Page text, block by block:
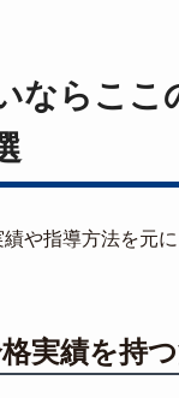
ならここ
や指導方法を元
実績を持